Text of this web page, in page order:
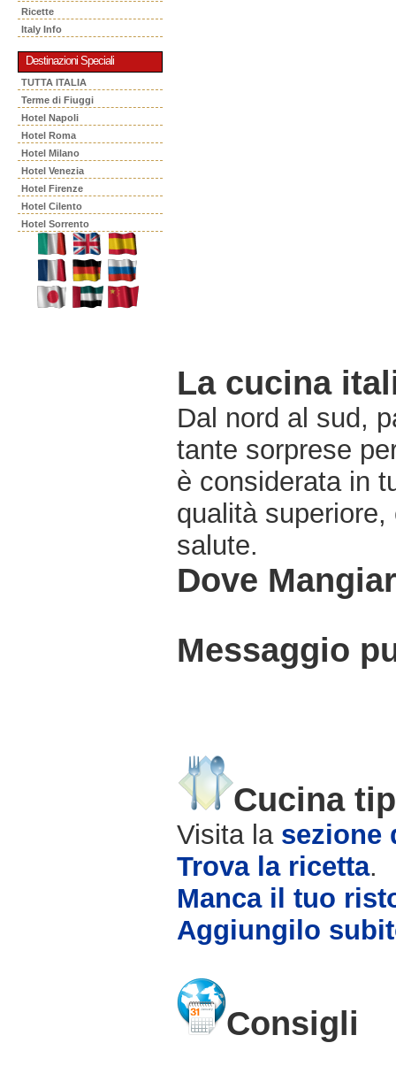
Ricette
Italy Info
Destinazioni Speciali
TUTTA ITALIA
Terme di Fiuggi
Hotel Napoli
Hotel Roma
Hotel Milano
Hotel Venezia
Hotel Firenze
Hotel Cilento
Hotel Sorrento
La cucina
Dal nord al sud,
tante sorprese
è considerata in
qualità
salute.
Dove
Messaggio
Cucina
Visita la sezione
Trova la ricetta.
Manca il tuo
Aggiungilo
Consigli